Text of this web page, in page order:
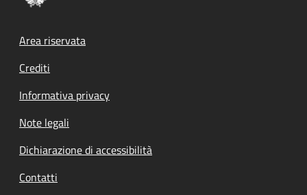
Footer menu
Area riservata
Crediti
Informativa privacy
Note legali
Dichiarazione di accessibilità
Contatti